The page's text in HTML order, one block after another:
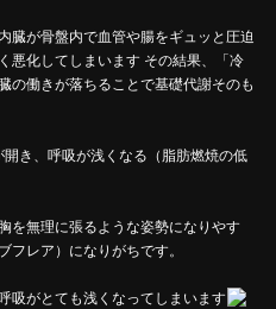
臓が骨盤内で血管や腸をギュッと圧迫
悪化してしまいます その結果、「冷
の働きが落ちることで基礎代謝そのも
き、呼吸が浅くなる（脂肪燃焼の低
を無理に張るような姿勢になりやす
フレア）になりがちです。
吸がとても浅くなってしまいます